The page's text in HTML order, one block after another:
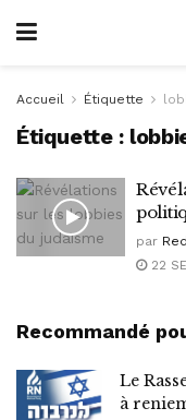
Accueil Étiquette
Étiquette :
par
22
Recommandé
Le
à